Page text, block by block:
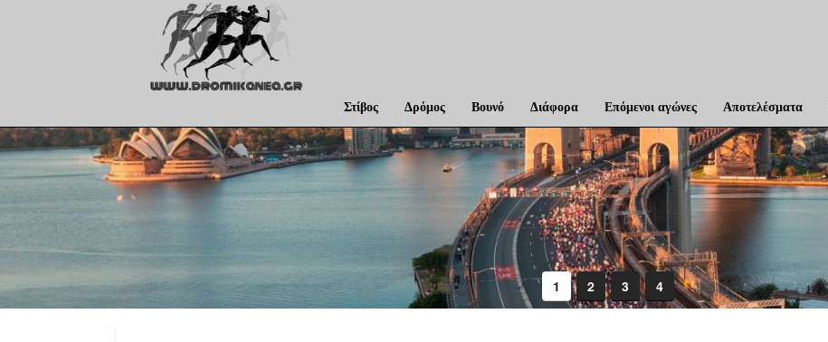
Στίβος Δρόμος Βουνό Διάφορα Επόμενοι αγώνες Αποτελέσματα
1 2 3 4